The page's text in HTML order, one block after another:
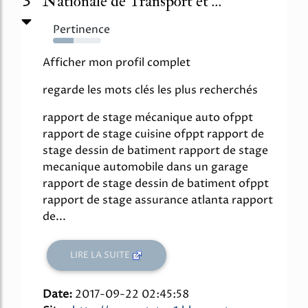
Pertinence
43%
Afficher mon profil complet
regarde les mots clés les plus recherchés
rapport de stage mécanique auto ofppt
rapport de stage cuisine ofppt rapport de
stage dessin de batiment rapport de stage
mecanique automobile dans un garage
rapport de stage dessin de batiment ofppt
rapport de stage assurance atlanta rapport
de...
LIRE LA SUITE
Date: 2017-09-22 02:45:58